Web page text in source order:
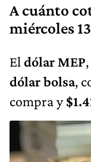
A cuánto
miércoles
El dólar MEP
dólar bolsa,
compra y